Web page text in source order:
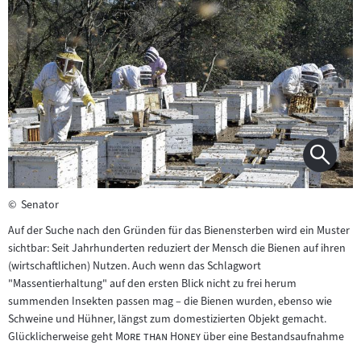
© Senator
Auf der Suche nach den Gründen für das Bienensterben wird ein Muster
sichtbar: Seit Jahrhunderten reduziert der Mensch die Bienen auf ihren
(wirtschaftlichen) Nutzen. Auch wenn das Schlagwort
"Massentierhaltung" auf den ersten Blick nicht zu frei herum
summenden Insekten passen mag – die Bienen wurden, ebenso wie
Schweine und Hühner, längst zum domestizierten Objekt gemacht.
Glücklicherweise geht "More than Honey"über eine Bestandsaufnahme